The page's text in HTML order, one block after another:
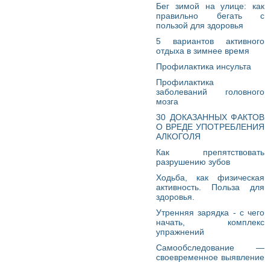
Бег зимой на улице: как
правильно бегать с
пользой для здоровья
5 вариантов активного
отдыха в зимнее время
Профилактика инсульта
Профилактика
заболеваний головного
мозга
30 ДОКАЗАННЫХ ФАКТОВ
О ВРЕДЕ УПОТРЕБЛЕНИЯ
АЛКОГОЛЯ
Как препятствовать
разрушению зубов
Ходьба, как физическая
активность. Польза для
здоровья.
Утренняя зарядка - с чего
начать, комплекс
упражнений
Самообследование —
своевременное выявление